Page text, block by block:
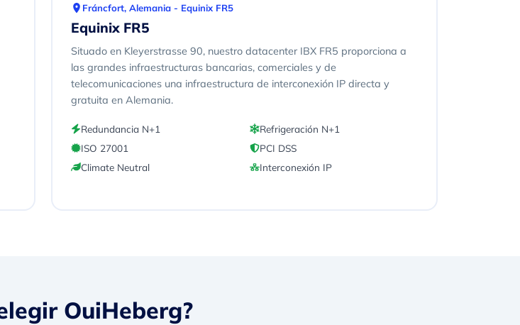
Fráncfort, Alemania - Equinix FR5
Equinix FR5
Situado en Kleyerstrasse 90, nuestro datacenter IBX FR5 proporciona a
las grandes infraestructuras bancarias, comerciales y de
telecomunicaciones una infraestructura de interconexión IP directa y
gratuita en Alemania.
Redundancia N+1
Refrigeración N+1
ISO 27001
PCI DSS
Climate Neutral
Interconexión IP
OuiHeberg?